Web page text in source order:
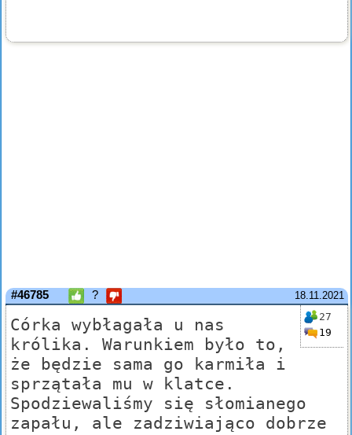
18.11.2021
#46785 ?
27
19
Córka wybłagała u nas
królika. Warunkiem było to,
że będzie sama go karmiła i
sprzątała mu w klatce.
Spodziewaliśmy się słomianego
zapału, ale zadziwiająco dobrze